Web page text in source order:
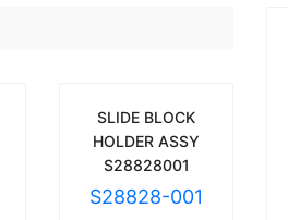
SLIDE BLOCK
HOLDER ASSY
S28828001
S28828-001